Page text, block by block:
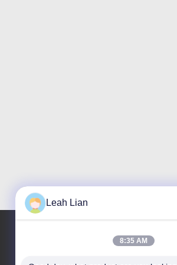
Unsere Adresse
Leah Lian
8:35 AM